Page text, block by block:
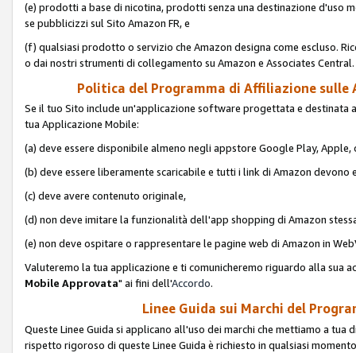
(e) prodotti a base di nicotina, prodotti senza una destinazione d'uso
se pubblicizzi sul Sito Amazon FR, e
(f) qualsiasi prodotto o servizio che Amazon designa come escluso.
o dai nostri strumenti di collegamento su Amazon e Associates Central.
Politica del Programma di Affiliazione
Se il tuo Sito include un'applicazione software progettata e
tua Applicazione Mobile:
(a) deve essere disponibile almeno negli appstore Google Play, Apple,
(b) deve essere liberamente scaricabile e tutti i link di Amazon devono
(c) deve avere contenuto originale,
(d) non deve imitare la funzionalità dell'app shopping di Amazon
(e) non deve ospitare o rappresentare le pagine web di Amazon in
Valuteremo la tua applicazione e ti comunicheremo riguardo alla sua
Mobile Approvata" ai fini dell'Accordo.
Linee Guida sui Marchi del
Queste Linee Guida si applicano all'uso dei marchi che mettiamo a
rispetto rigoroso di queste Linee Guida è richiesto in qualsiasi